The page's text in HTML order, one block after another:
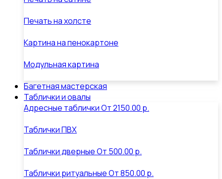
Печать на холсте
Картина на пенокартоне
Модульная картина
Багетная мастерская
Таблички и овалы
Адресные табличкиОт2150.00 р.
Таблички ПВХ
Таблички дверныеОт 500.00 р.
Таблички ритуальныеОт850.00 р.